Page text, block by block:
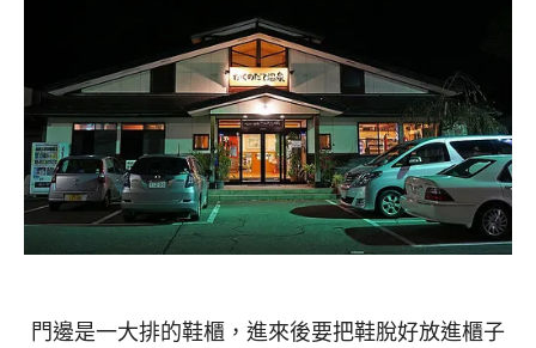
門邊是一大排的鞋櫃，進來後要把鞋脫好放進櫃子